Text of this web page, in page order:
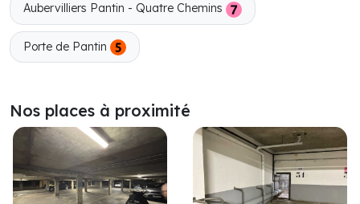
Aubervilliers Pantin - Quatre Chemins
Porte de Pantin
Nos places à proximité